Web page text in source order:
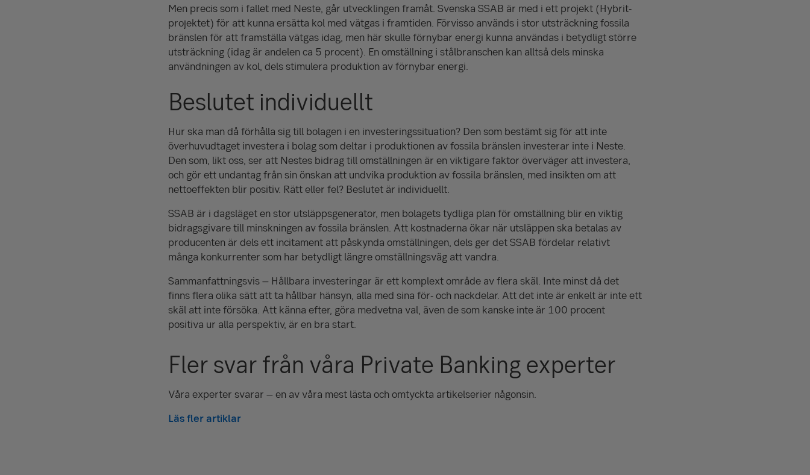
Men precis som i fallet med Neste, går utvecklingen framåt. Svenska SSAB är med i ett projekt (Hybrit-
projektet) för att kunna ersätta kol med vätgas i framtiden. Förvisso används i stor utsträckning fossila
bränslen för att framställa vätgas idag, men här skulle förnybar energi kunna användas i betydligt större
utsträckning (idag är andelen ca 5 procent). En omställning i stålbranschen kan alltså dels minska
användningen av kol, dels stimulera produktion av förnybar energi.
Beslutet individuellt
Hur ska man då förhålla sig till bolagen i en investeringssituation? Den som bestämt sig för att inte
överhuvudtaget investera i bolag som deltar i produktionen av fossila bränslen investerar inte i Neste.
Den som, likt oss, ser att Nestes bidrag till omställningen är en viktigare faktor överväger att investera,
och gör ett undantag från sin önskan att undvika produktion av fossila bränslen, med insikten om att
nettoeffekten blir positiv. Rätt eller fel? Beslutet är individuellt.
SSAB är i dagsläget en stor utsläppsgenerator, men bolagets tydliga plan för omställning blir en viktig
bidragsgivare till minskningen av fossila bränslen. Att kostnaderna ökar när utsläppen ska betalas av
producenten är dels ett incitament att påskynda omställningen, dels ger det SSAB fördelar relativt
många konkurrenter som har betydligt längre omställningsväg att vandra.
Sammanfattningsvis – Hållbara investeringar är ett komplext område av flera skäl. Inte minst då det
finns flera olika sätt att ta hållbar hänsyn, alla med sina för- och nackdelar. Att det inte är enkelt är inte ett
skäl att inte försöka. Att känna efter, göra medvetna val, även de som kanske inte är 100 procent
positiva ur alla perspektiv, är en bra start.
Fler svar från våra Private Banking experter
Våra experter svarar – en av våra mest lästa och omtyckta artikelserier någonsin.
Läs fler artiklar